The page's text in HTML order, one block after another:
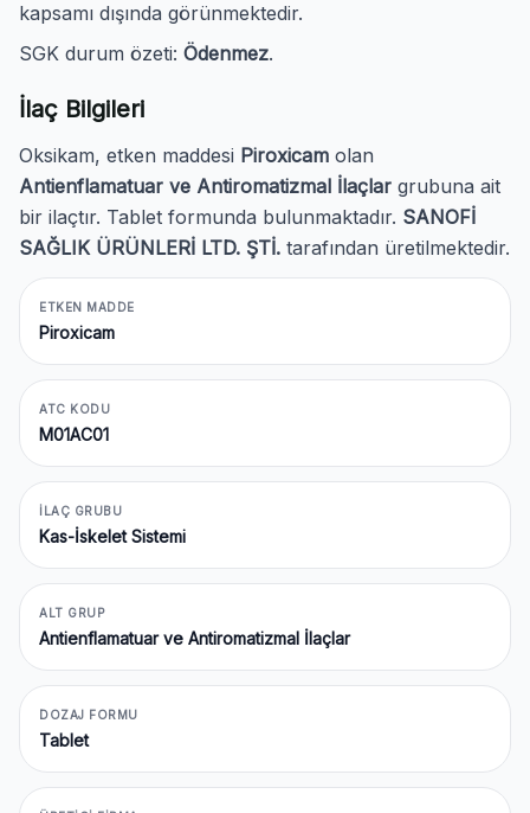
kapsamı dışında görünmektedir.
SGK durum özeti: Ödenmez.
İlaç Bilgileri
Oksikam, etken maddesi Piroxicam olan
Antienflamatuar ve Antiromatizmal İlaçlar grubuna ait
bir ilaçtır. Tablet formunda bulunmaktadır. SANOFİ
SAĞLIK ÜRÜNLERİ LTD. ŞTİ. tarafından üretilmektedir.
ETKEN MADDE
Piroxicam
ATC KODU
M01AC01
İLAÇ GRUBU
Kas-İskelet Sistemi
ALT GRUP
Antienflamatuar ve Antiromatizmal İlaçlar
DOZAJ FORMU
Tablet